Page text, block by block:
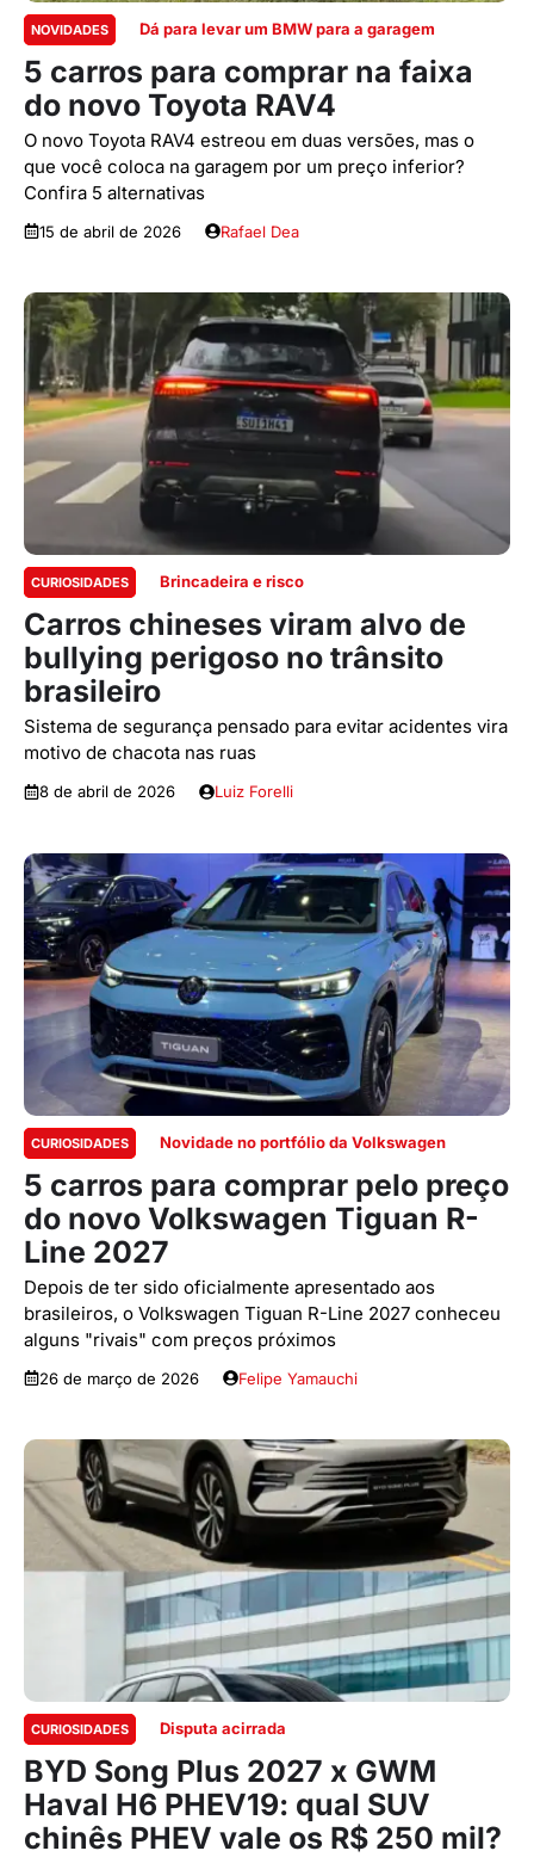
NOVIDADES Dá para levar um BMW para a garagem
5 carros para comprar na faixa
do novo Toyota RAV4
O novo Toyota RAV4 estreou em duas versões, mas o
que você coloca na garagem por um preço inferior?
Confira 5 alternativas
15 de abril de 2026 Rafael Dea
CURIOSIDADES Brincadeira e risco
Carros chineses viram alvo de
bullying perigoso no trânsito
brasileiro
Sistema de segurança pensado para evitar acidentes vira
motivo de chacota nas ruas
8 de abril de 2026 Luiz Forelli
CURIOSIDADES Novidade no portfólio da Volkswagen
5 carros para comprar pelo preço
do novo Volkswagen Tiguan R-
Line 2027
Depois de ter sido oficialmente apresentado aos
brasileiros, o Volkswagen Tiguan R-Line 2027 conheceu
alguns "rivais" com preços próximos
26 de março de 2026 Felipe Yamauchi
CURIOSIDADES Disputa acirrada
BYD Song Plus 2027 x GWM
Haval H6 PHEV19: qual SUV
chinês PHEV vale os R$ 250 mil?